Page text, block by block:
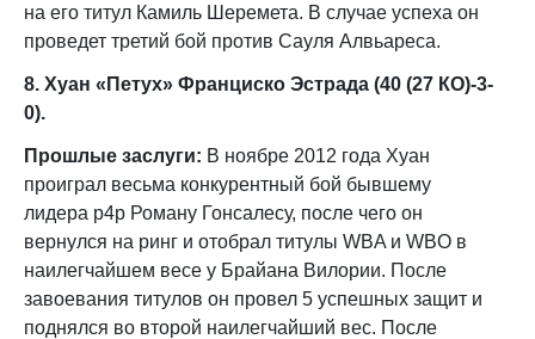
на его титул Камиль Шеремета. В случае успеха он
проведет третий бой против Сауля Алвьареса.
8. Хуан «Петух» Франциско Эстрада (40 (27 КО)-3-
0).
Прошлые заслуги: В ноябре 2012 года Хуан
проиграл весьма конкурентный бой бывшему
лидера p4p Роману Гонсалесу, после чего он
вернулся на ринг и отобрал титулы WBA и WBO в
наилегчайшем весе у Брайана Вилории. После
завоевания титулов он провел 5 успешных защит и
поднялся во второй наилегчайший вес. После